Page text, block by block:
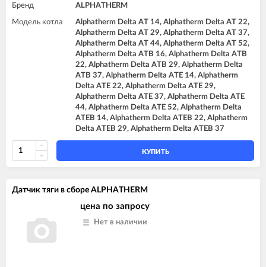
Бренд ALPHATHERM
Модель котла
Alphatherm Delta AT 14, Alphatherm Delta AT 22,
Alphatherm Delta AT 29, Alphatherm Delta AT 37,
Alphatherm Delta AT 44, Alphatherm Delta AT 52,
Alphatherm Delta ATB 16, Alphatherm Delta ATB
22, Alphatherm Delta ATB 29, Alphatherm Delta
ATB 37, Alphatherm Delta ATE 14, Alphatherm
Delta ATE 22, Alphatherm Delta ATE 29,
Alphatherm Delta ATE 37, Alphatherm Delta ATE
44, Alphatherm Delta ATE 52, Alphatherm Delta
ATEB 14, Alphatherm Delta ATEB 22, Alphatherm
Delta ATEB 29, Alphatherm Delta ATEB 37
КУПИТЬ
Датчик тяги в сборе ALPHATHERM
цена по запросу
Нет в наличии